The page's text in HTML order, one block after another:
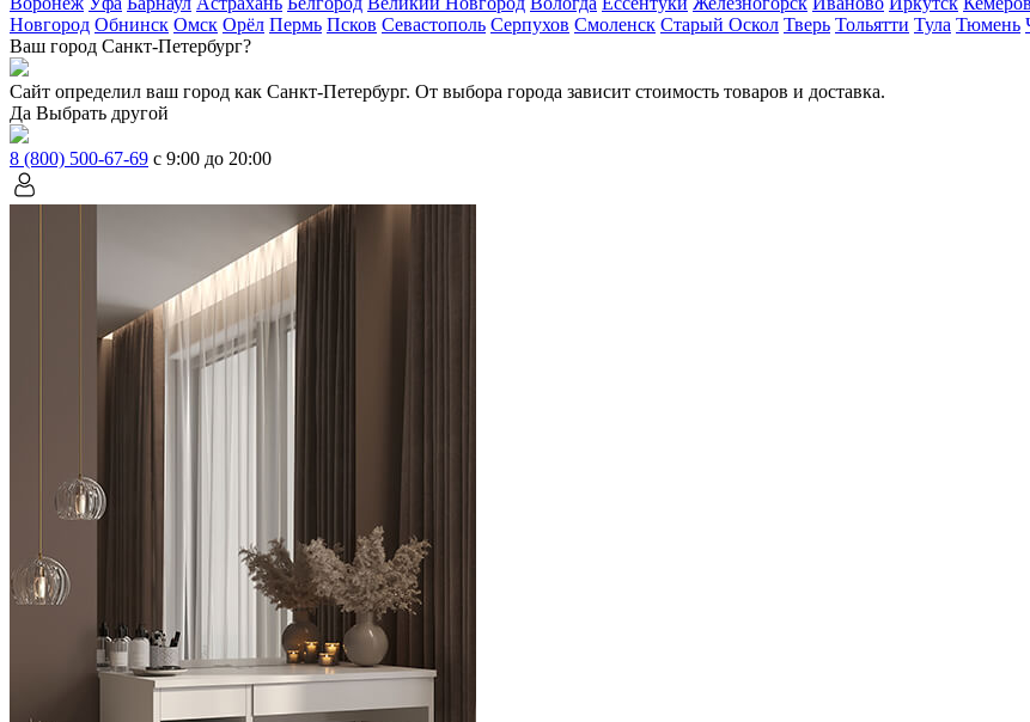
Новгород Обнинск Омск Орёл Пермь Псков Севастополь Серпухов Смоленск Старый Оскол Тверь Тольятти Тула Тюмень
Ваш город Санкт-Петербург?
Сайт определил ваш город как Санкт-Петербург. От выбора города зависит стоимость товаров и доставка.
Да Выбрать другой
8 (800) 500-67-69 с 9:00 до 20:00